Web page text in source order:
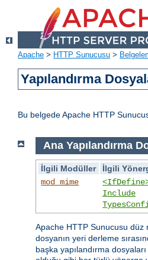
Apache > HTTP Sunucusu >
Yapılandırma
Bu belgede Apache HTTP
Ana Yapılandırma
İlgili Modüller
İlgili
mod_mime
Include
Apache HTTP Sunucusu düz
dosyanın yeri derleme
başka yapılandırma